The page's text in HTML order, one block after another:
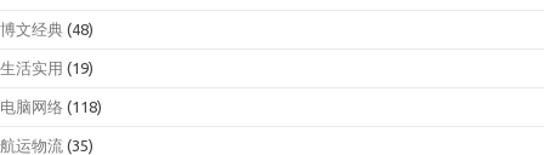
博文经典 (48)
生活实用 (19)
电脑网络 (118)
航运物流 (35)